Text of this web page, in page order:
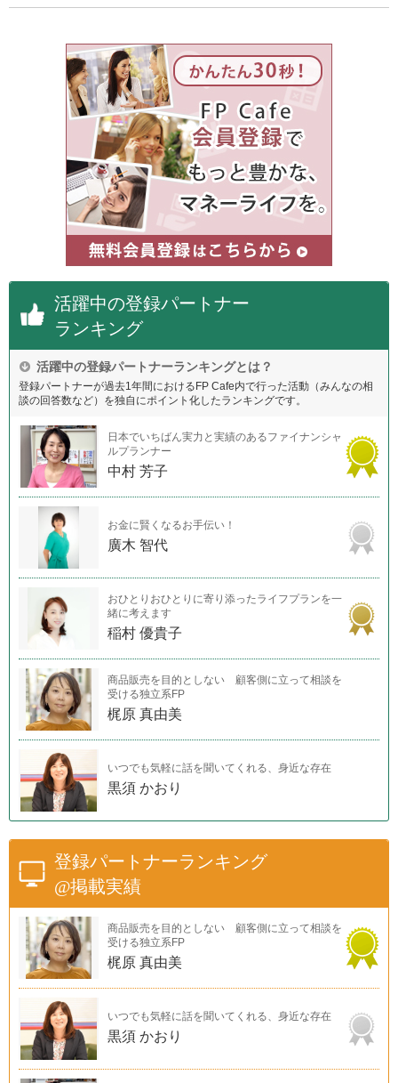
活躍中の登録パートナー
ランキング
活躍中の登録パートナーランキングとは？
登録パートナーが過去1年間におけるFP Cafe内で行った活動（みんなの相
談の回答数など）を独自にポイント化したランキングです。
日本でいちばん実力と実績のあるファイナンシャ
ルプランナー
中村 芳子
お金に賢くなるお手伝い！
廣木 智代
おひとりおひとりに寄り添ったライフプランを一
緒に考えます
稲村 優貴子
商品販売を目的としない 顧客側に立って相談を
受ける独立系FP
梶原 真由美
いつでも気軽に話を聞いてくれる、身近な存在
黒須 かおり
登録パートナーランキング
@掲載実績
商品販売を目的としない 顧客側に立って相談を
受ける独立系FP
梶原 真由美
いつでも気軽に話を聞いてくれる、身近な存在
黒須 かおり